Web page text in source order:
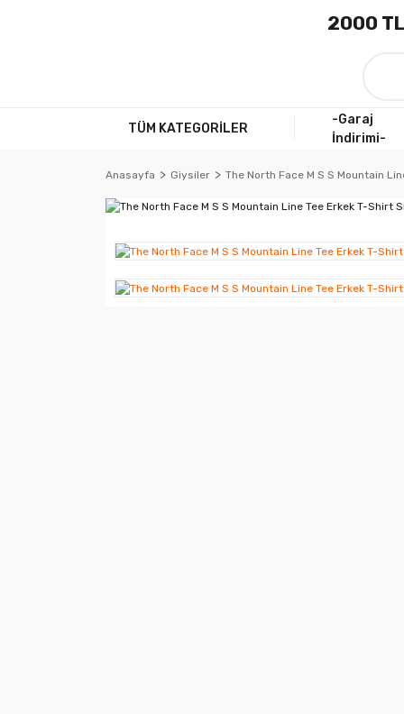
2000 TL
TÜM KATEGORİLER
-Garaj
İndirimi-
Anasayfa Giysiler The North Face M S S Mountain